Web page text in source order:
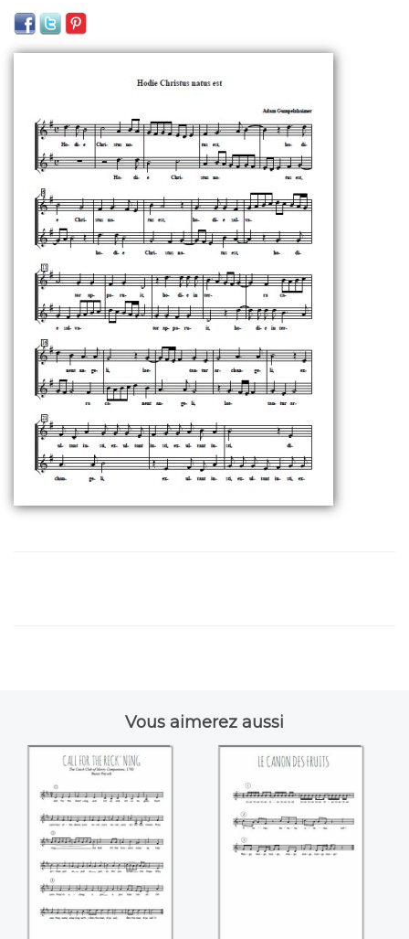
Vous aimerez aussi
Call for the
reckoning (Henry
Purcell)
Le canon des fruits